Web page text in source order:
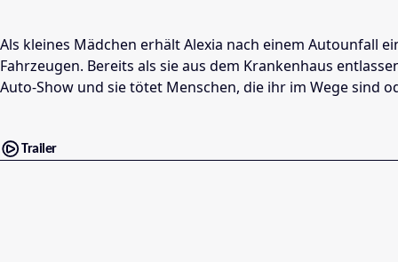
Als kleines Mädchen erhält Alexia nach einem Autounfall
Fahrzeugen. Bereits als sie aus dem Krankenhaus
Auto-Show und sie tötet Menschen, die ihr im Wege sind
Trailer